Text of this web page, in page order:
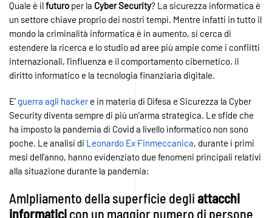
Quale è ilfuturo per la CyberSecurity? La sicurezza informatica è
un settore chiave proprio dei nostri tempi. Mentre infatti in tutto il
mondo la criminalità informatica è in aumento, si cerca di
estendere la ricerca e lo studio ad aree più ampie come i conflitti
internazionali, l’influenza e il comportamento cibernetico, il
diritto informatico e la tecnologia finanziaria digitale.
E’ guerra agli hackere in materia di Difesa e Sicurezza la Cyber
Security diventa sempre di più un’arma strategica. Le sfide che
ha imposto la pandemia di Covid a livello informatico non sono
poche. Le analisi di Leonardo Ex Finmeccanica, durante i primi
mesi dell’anno, hanno evidenziato due fenomeni principali relativi
alla situazione durante la pandemia:
Amlpliamento della superficie degliattacchi
informaticicon un maggior numero di persone